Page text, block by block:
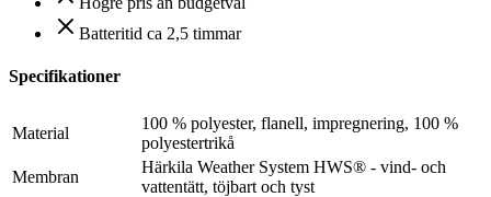
Batteritid ca 2,5 timmar
Specifikationer
Material
100 % polyester, flanell, impregnering, 100 %
polyestertrikå
Membran
Härkila Weather System HWS® - vind- och
vattentätt, töjbart och tyst